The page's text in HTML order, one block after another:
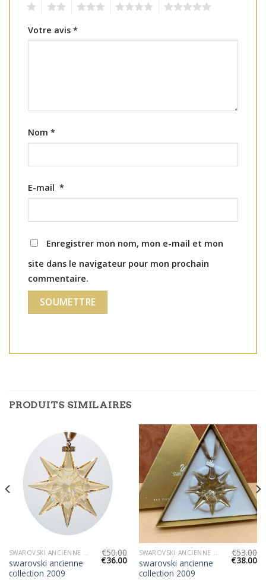
Votre avis *
Nom *
E-mail *
Enregistrer mon nom, mon e-mail et mon
site dans le navigateur pour mon prochain
commentaire.
PRODUITS SIMILAIRES
SWAROVSKI ANCIENNE COLLECTION 2009
swarovski ancienne
collection 2009
€50.00
€36.00
SWAROVSKI ANCIENNE COLLECTION 2009
swarovski ancienne
collection 2009
€53.00
€38.00